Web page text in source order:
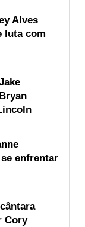
Alves
luta com
enfrentar
Cory